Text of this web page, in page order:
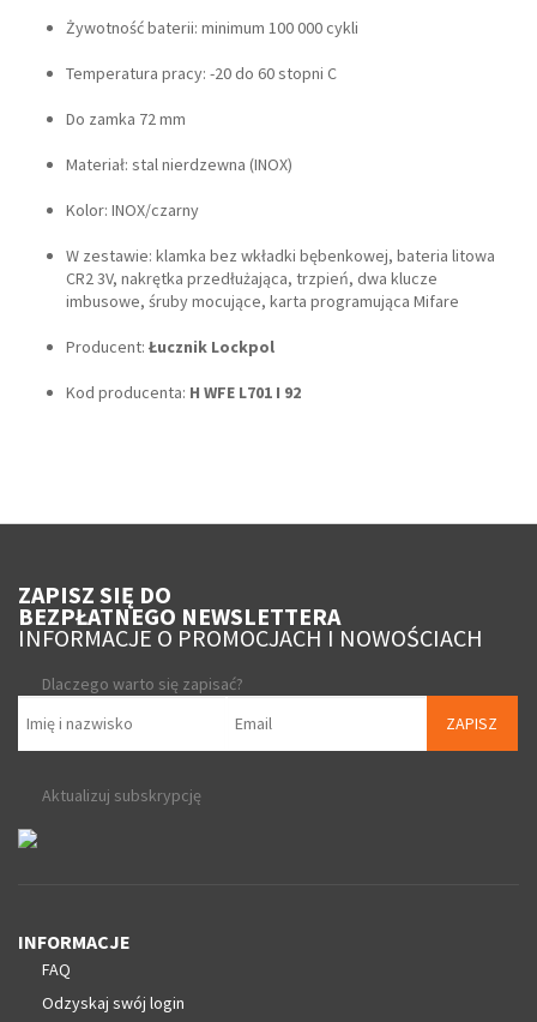
Żywotność baterii: minimum 100 000 cykli
Temperatura pracy: -20 do 60 stopni C
Do zamka 72 mm
Materiał: stal nierdzewna (INOX)
Kolor: INOX/czarny
W zestawie: klamka bez wkładki bębenkowej, bateria litowa
CR2 3V, nakrętka przedłużająca, trzpień, dwa klucze
imbusowe, śruby mocujące, karta programująca Mifare
Producent: Łucznik Lockpol
Kod producenta: H WFE L701 I 92
ZAPISZ SIĘ DO
BEZPŁATNEGO NEWSLETTERA
INFORMACJE O PROMOCJACH I NOWOŚCIACH
Dlaczego warto się zapisać?
ZAPISZ
Aktualizuj subskrypcję
INFORMACJE
FAQ
Odzyskaj swój login